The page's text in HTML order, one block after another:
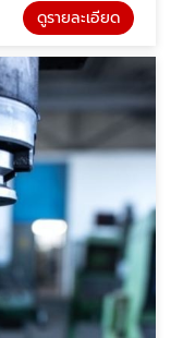
ดูรายละเอียด